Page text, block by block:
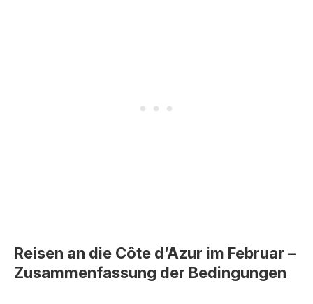
Reisen an die Côte d’Azur im Februar –
Zusammenfassung der Bedingungen